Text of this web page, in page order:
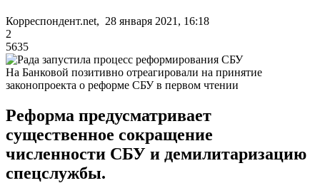
Корреспондент.net, 28 января 2021, 16:18
2
5635
На Банковой позитивно отреагировали на принятие
законопроекта о реформе СБУ в первом чтении
Реформа предусматривает
существенное сокращение
численности СБУ и демилитаризацию
спецслужбы.